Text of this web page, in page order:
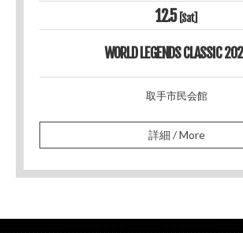
12.5 [Sat]
WORLD LEGENDS CLASSIC
取手市民会館
詳細 / More